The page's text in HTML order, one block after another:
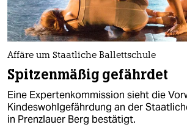
Affäre um Staatliche Ballettschule
Spitzenmäßig gefährdet
Eine Expertenkommission sieht die
Kindeswohlgefährdung an der
in Prenzlauer Berg bestätigt.